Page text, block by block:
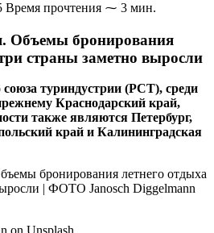
Время прочтения ⁓ 3 мин.
Объемы бронирования
страны заметно выросли
туриндустрии (РСТ), среди
Краснодарский край,
также являются Петербург,
край и Калининградская